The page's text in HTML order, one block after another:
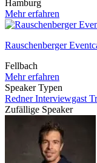
Hamburg
Mehr erfahren
Rauschenberger
Fellbach
Mehr erfahren
Speaker Typen
RednerInterviewgast
Zufällige Speaker